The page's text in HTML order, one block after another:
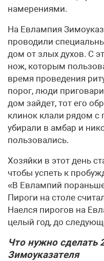
намерениями.
На Евлампия
проводили
дом от злых духов. С
нож, которым
время проведения
порог, люди
дом зайдет, тот его
клинок клали рядом с
убирали в амбар и
пользовались.
Хозяйки в этот день
чтобы успеть к
«В Евлампий
Пироги на столе
Наелся пирогов на
целый год, до
Что нужно сделать
Зимоуказателя